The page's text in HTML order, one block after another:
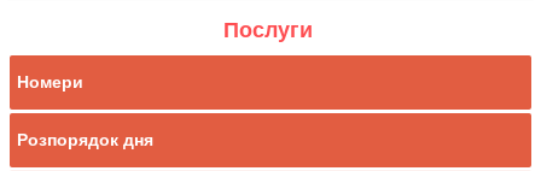
Послуги
Номери
Розпорядок дня